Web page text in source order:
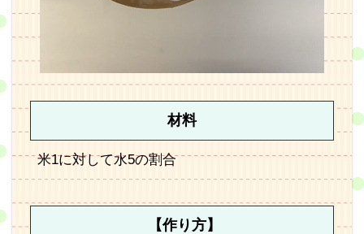
材料
米1に対して水5の割合
【作り方】